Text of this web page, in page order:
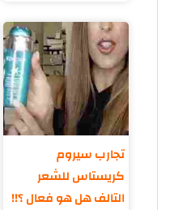
تجارب سيروم
كريستاس للشعر
التالف هل هو فعال ؟!!